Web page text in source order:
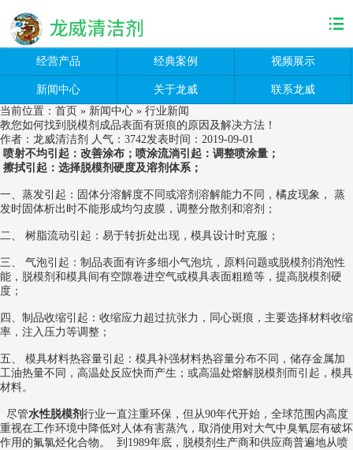
经营产品 经典案例 视频展示
新闻中心 关于龙威
联系龙威
当前位置： 首页 » 新闻中心 » 行业新闻
教您如何找到脱模剂成品表面有斑痕的原因及解决方法！
作者：龙威清洁剂 人气： 3742发表时间：2019-09-01
喷射不均引起：改善涂布；喷涂流淌引起：调整喷涂量；
擦拭引起：选择脱模剂硬度及溶剂体系；
一、蒸发引起：固体分溶解度不同或溶剂溶解能力不同，橘皮现象， 蒸
发时固体析出时不能形成均匀皮膜，调整分散剂和溶剂；
二、 树脂流动引起：易于转折处出现，模具设计时克服；
三、 气泡引起：制品表面有许多细小气泡坑，原料问题或脱模剂消泡性
能，脱模剂和模具间有空隙卷进空气或模具表面粗糙等，提高脱模剂硬
度；
四、制品收缩引起：收缩应力超过抗张力，同心斑痕，主要选择材料收缩
率，注入压力等调整；
五、 模具材料热容量引起：模具补强材料热容量分布不同，储存金属加
工油热量不同，高温处反应快而产生；或高温处熔解脱模剂而引起，模具
材料。
尽管水性脱模剂 行业一直注重环保，但从90年代开始，全球范围内高度
重视在工作环境中降低对人体有害蒸汽，取消使用对大气中臭氧层有破坏
作用的氟氯烃化合物。 到1989年底，脱模剂生产商和供应商普遍地从喷